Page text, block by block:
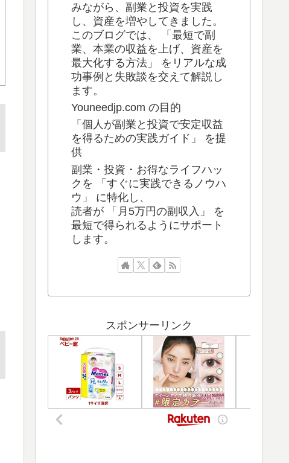
みながら、副業と投資を実践
し、資産を増やしてきました。
このブログでは、 「最短で副
業、本業の収益を上げ、資産を
最大化する方法」 をリアルな成
功事例と失敗談を交えて解説し
ます。
Youneedjp.com の目的
「個人が副業と投資で安定収益
を得るための実践ガイド」 を提
供
副業・投資・お得なライフハッ
クを 「すぐに実践できるノウハ
ウ」 に特化し、
読者が 「月5万円の副収入」 を
最短で得られるようにサポート
します。
スポンサーリンク